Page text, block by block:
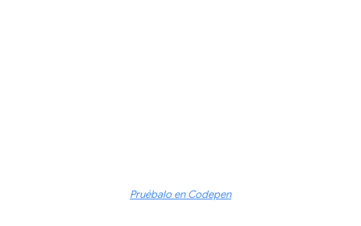
Pruébalo en Codepen